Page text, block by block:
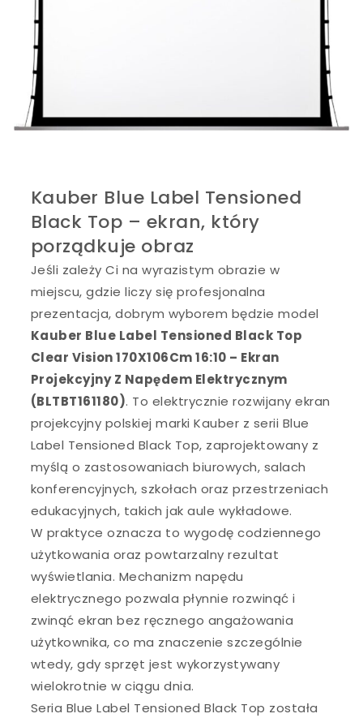
Kauber Blue Label Tensioned
Black Top – ekran, który
porządkuje obraz
Jeśli zależy Ci na wyrazistym obrazie w
miejscu, gdzie liczy się profesjonalna
prezentacja, dobrym wyborem będzie model
Kauber Blue Label Tensioned Black Top
Clear Vision 170X106Cm 16:10 – Ekran
Projekcyjny Z Napędem Elektrycznym
(BLTBT161180). To elektrycznie rozwijany ekran
projekcyjny polskiej marki Kauber z serii Blue
Label Tensioned Black Top, zaprojektowany z
myślą o zastosowaniach biurowych, salach
konferencyjnych, szkołach oraz przestrzeniach
edukacyjnych, takich jak aule wykładowe.
W praktyce oznacza to wygodę codziennego
użytkowania oraz powtarzalny rezultat
wyświetlania. Mechanizm napędu
elektrycznego pozwala płynnie rozwinąć i
zwinąć ekran bez ręcznego angażowania
użytkownika, co ma znaczenie szczególnie
wtedy, gdy sprzęt jest wykorzystywany
wielokrotnie w ciągu dnia.
Seria Blue Label Tensioned Black Top została